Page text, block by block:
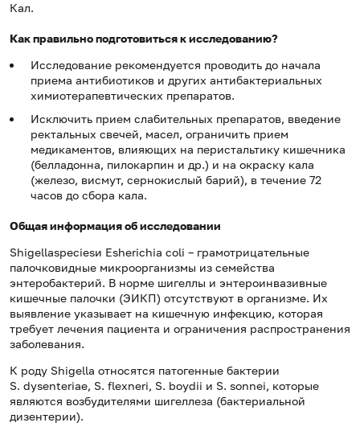
Кал.
Как правильно подготовиться к исследованию?
Исследование рекомендуется проводить до начала
приема антибиотиков и других антибактериальных
химиотерапевтических препаратов.
Исключить прием слабительных препаратов, введение
ректальных свечей, масел, ограничить прием
медикаментов, влияющих на перистальтику кишечника
(белладонна, пилокарпин и др.) и на окраску кала
(железо, висмут, сернокислый барий), в течение 72
часов до сбора кала.
Общая информация об исследовании
Shigellaspeciesи Esherichia coli – грамотрицательные
палочковидные микроорганизмы из семейства
энтеробактерий. В норме шигеллы и энтероинвазивные
кишечные палочки (ЭИКП) отсутствуют в организме. Их
выявление указывает на кишечную инфекцию, которая
требует лечения пациента и ограничения распространения
заболевания.
К роду Shigella относятся патогенные бактерии
S. dysenteriae, S. flexneri, S. boydii и S. sonnei, которые
являются возбудителями шигеллеза (бактериальной
дизентерии).